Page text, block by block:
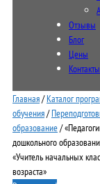
Отзывы
Блог
Цены
Контакты
Главная/Каталог
обучения/
образование/
дошкольного
«Учитель начальных
возраста»